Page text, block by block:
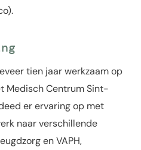
tien jaar werkzaam op
Medisch Centrum Sint-
er ervaring op met
naar verschillende
en VAPH,